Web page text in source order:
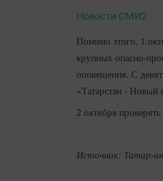
Новости СМИ2
Помимо этого, 1
крупных опасно-
оповещения. С
«Татарстан - Новый
2 октября проверять
Источник: Татар-